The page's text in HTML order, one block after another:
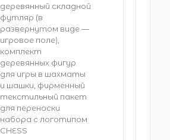
деревянный складной
футляр (в
развернутом виде —
игровое поле),
комплект
деревянных фигур
для игры в шахматы
и шашки, фирменный
текстильный пакет
для переноски
набора с логотипом
CHESS